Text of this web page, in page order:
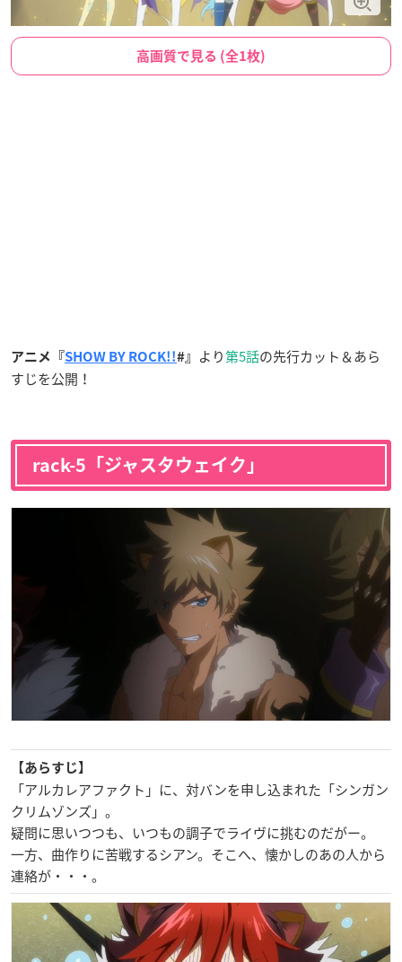
高画質で見る (全1枚)
アニメ『SHOW BY ROCK!!#』 より第5話の先行カット＆あら
すじを公開！
rack-5「ジャスタウェイク」
【あらすじ】
「アルカレアファクト」に、対バンを申し込まれた「シンガン
クリムゾンズ」。
疑問に思いつつも、いつもの調子でライヴに挑むのだがー。
一方、曲作りに苦戦するシアン。そこへ、懐かしのあの人から
連絡が・・・。